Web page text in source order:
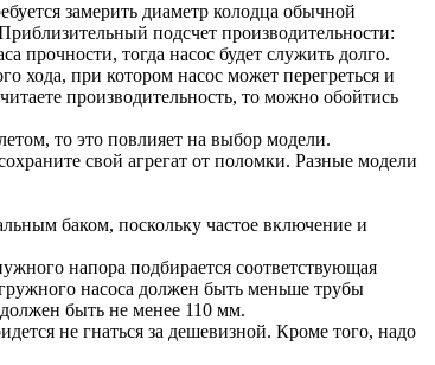
замерить диаметр колодца обычной
подсчет производительности:
прочности, тогда насос будет служить долго.
хода, при котором насос может перегреться и
производительность, то можно обойтись
то это повлияет на выбор модели.
свой агрегат от поломки. Разные модели
баком, поскольку частое включение и
напора подбирается соответствующая
насоса должен быть меньше трубы
быть не менее 110 мм.
не гнаться за дешевизной. Кроме того, надо